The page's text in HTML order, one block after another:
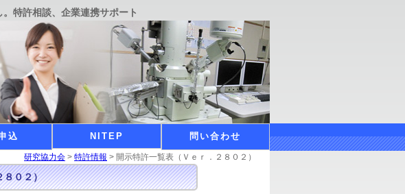
特許相談、企業連携サポート
込 NITEP 問い合わせ
研究協力会 > 特許情報 > 開示特許一覧表（Ｖｅｒ．２８０２）
８０２）